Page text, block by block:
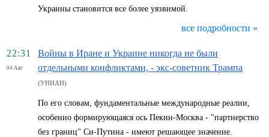
Украины становится все более уязвимой.
все подробности »
22:31
04 Авг
Войны в Иране и Украине никогда не были
отдельными конфликтами, - экс-советник Трампа
(УНИАН)
По его словам, фундаментальные международные реалии,
особенно формирующаяся ось Пекин-Москва - "партнерство
без границ" Си-Путина - имеют решающее значение.